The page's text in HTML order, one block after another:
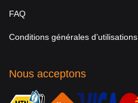
FAQ
Conditions générales d’utilisations
Nous acceptons